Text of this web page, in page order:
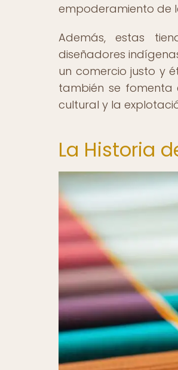
empoderamiento de
Además, estas
diseñadores
un comercio justo y
también se
cultural y la
La Historia